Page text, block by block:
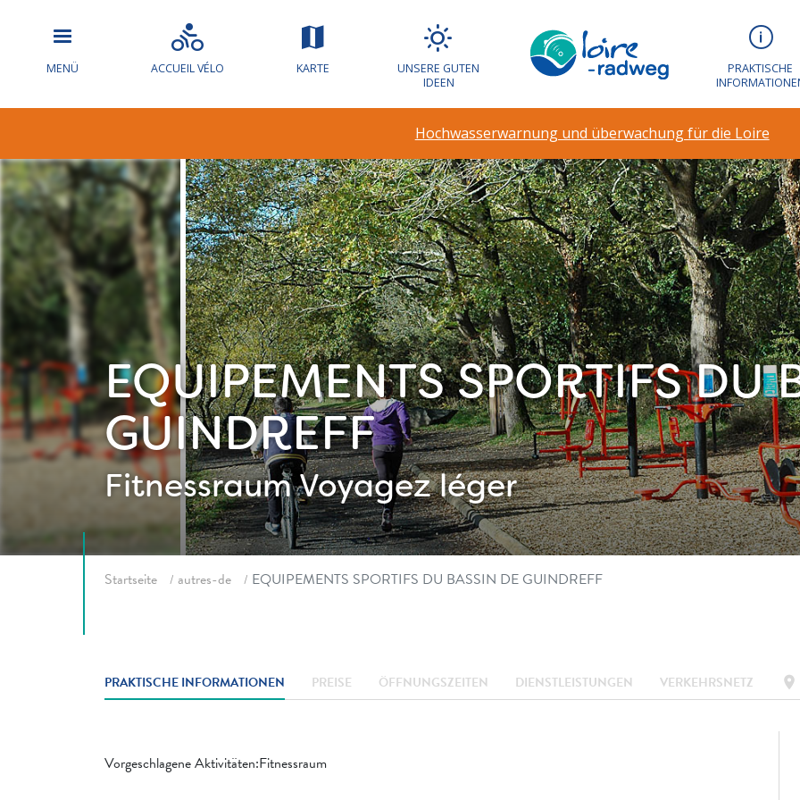
MENÜ ACCUEIL VÉLO KARTE
UNSERE GUTEN
IDEEN
PRAKTISCHE
Hochwasserwarnung und überwachung für die Loire
EQUIPEMENTS SPORTIFS DU
GUINDREFF
FitnessraumVoyagez léger
Startseite autres-de EQUIPEMENTS SPORTIFS DU BASSIN DE GUINDREFF
PRAKTISCHE INFORMATIONEN PREISE ÖFFNUNGSZEITEN DIENSTLEISTUNGEN VERKEHRSNETZ location_on
Vorgeschlagene Aktivitäten:Fitnessraum